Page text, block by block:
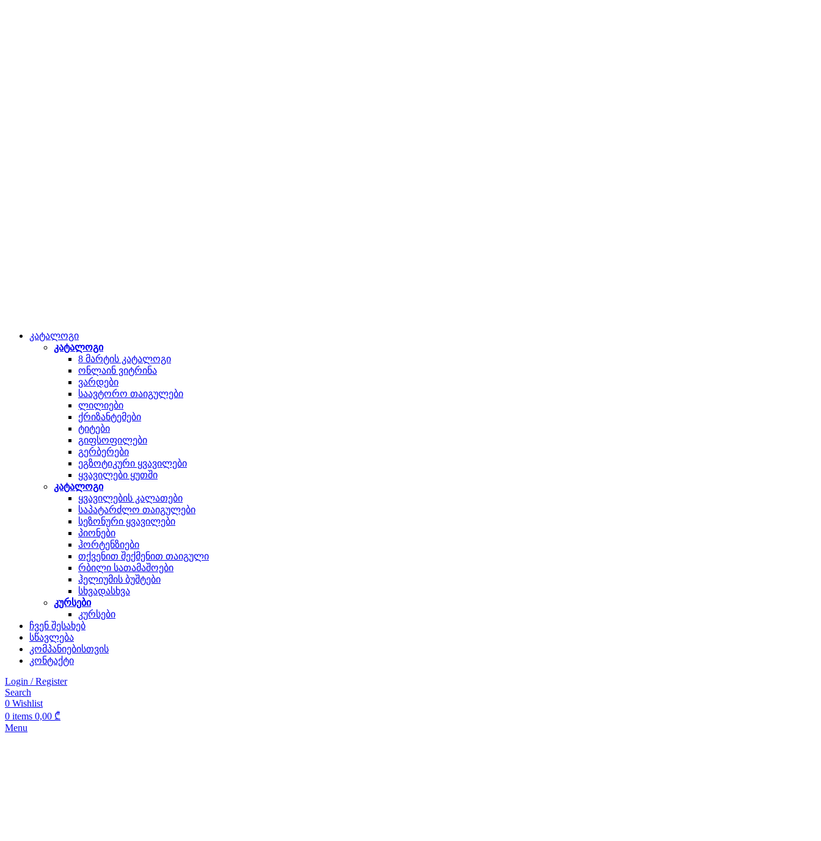
კატალოგი
კატალოგი
8 მარტის კატალოგი
ონლაინ ვიტრინა
ვარდები
საავტორო თაიგულები
ლილიები
ქრიზანტემები
ტიტები
გიფსოფილები
გერბერები
ეგზოტიკური ყვავილები
ყვავილები ყუთში
კატალოგი
ყვავილების კალათები
საპატარძლო თაიგულები
სეზონური ყვავილები
პიონები
ჰორტენზიები
თქვენით შექმენით თაიგული
რბილი სათამაშოები
ჰელიუმის ბუშტები
სხვადასხვა
კურსები
კურსები
ჩვენ შესახებ
სწავლება
კომპანიებისთვის
კონტაქტი
Login / Register
Search
0 Wishlist
0 items 0,00 ₾
Menu